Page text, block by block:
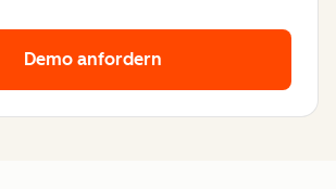
Demo anfordern